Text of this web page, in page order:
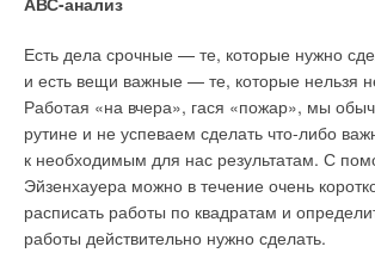
Есть дела срочные — те, которые нужно
и есть вещи важные — те, которые нельзя
Работая «на вчера», гася «пожар», мы
рутине и не успеваем сделать что-либо
к необходимым для нас результатам. С
Эйзенхауера можно в течение очень
расписать работы по квадратам и
работы действительно нужно сделать.
отоплению помещений. Высокое качество
ENSTO гарантирует долгую и
системы отопления, а стильный дизайн не
препятствий для гармоничного оформления
пространства дома
Читайте по теме:
→
Электрические кабельные тёплые полы:
Перенасыщенность ИТП циркуляционными
снижению уровня надежности системы,
перерывах в электроснабжении.
многофункциональной автоматики,
теплопунктах, превышают фактическую
обслуживающий персонал не всегда
необходимые для реального
многочисленных регуляторов, в результате
многих случаях вообще не работают.
Производство и управление осуществляется
гарантирует контроль материалов,
технологических процессов качества
Каждую процедуру и этап работы. В России
обслуживания клиентов, в т.ч. сервисное
отвечают наши партнеры. После получения
мы отгружаем продукцию в течение двух-
качестве прототипов оборудования мы